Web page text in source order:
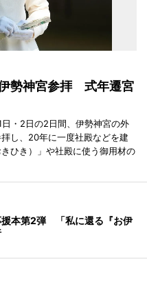
勢神宮参拝 式年遷宮
・2日の2日間、伊勢神宮の外
し、20年に一度社殿などを建
ひき）」や社殿に使う御用材の
援本第2弾 「私に還る『お伊